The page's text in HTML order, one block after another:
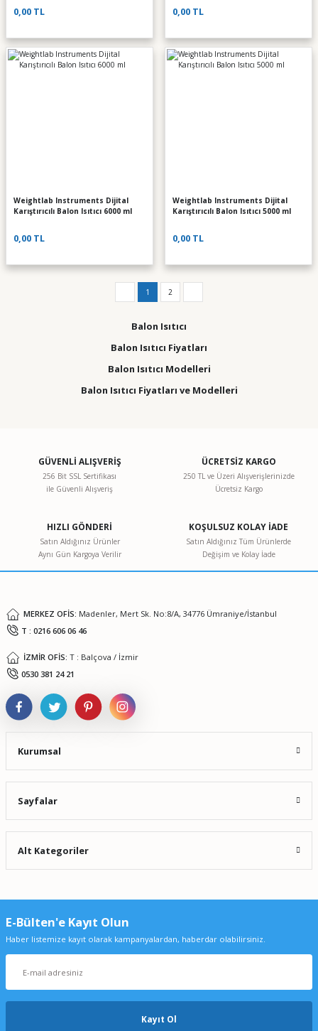
0,00 TL 0,00 TL
Weightlab Instruments Dijital
Karıştırıcılı Balon Isıtıcı 6000 ml
0,00 TL
Weightlab Instruments Dijital
Karıştırıcılı Balon Isıtıcı 5000 ml
0,00 TL
1 2
Balon Isıtıcı
Balon Isıtıcı Fiyatları
Balon Isıtıcı Modelleri
Balon Isıtıcı Fiyatları ve Modelleri
GÜVENLİ ALIŞVERİŞ
256 Bit SSL Sertifikası
ile Güvenli Alışveriş
ÜCRETSİZ KARGO
250 TL ve Üzeri Alışverişlerinizde
Ücretsiz Kargo
HIZLI GÖNDERİ
Satın Aldığınız Ürünler
Aynı Gün Kargoya Verilir
KOŞULSUZ KOLAY İADE
Satın Aldığınız Tüm Ürünlerde
Değişim ve Kolay İade
MERKEZ OFİS: Madenler, Mert Sk. No:8/A, 34776 Ümraniye/İstanbul
T : 0216 606 06 46
İZMİR OFİS: T : Balçova / İzmir
0530 381 24 21
Kurumsal
Sayfalar
Alt Kategoriler
E-Bülten'e Kayıt Olun
Haber listemize kayıt olarak kampanyalardan, haberdar olabilirsiniz.
Kayıt Ol